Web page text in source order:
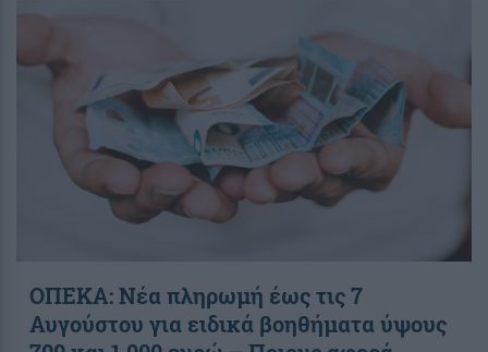
ΟΠΕΚΑ: Νέα πληρωμή έως τις 7
Αυγούστου για ειδικά βοηθήματα ύψους